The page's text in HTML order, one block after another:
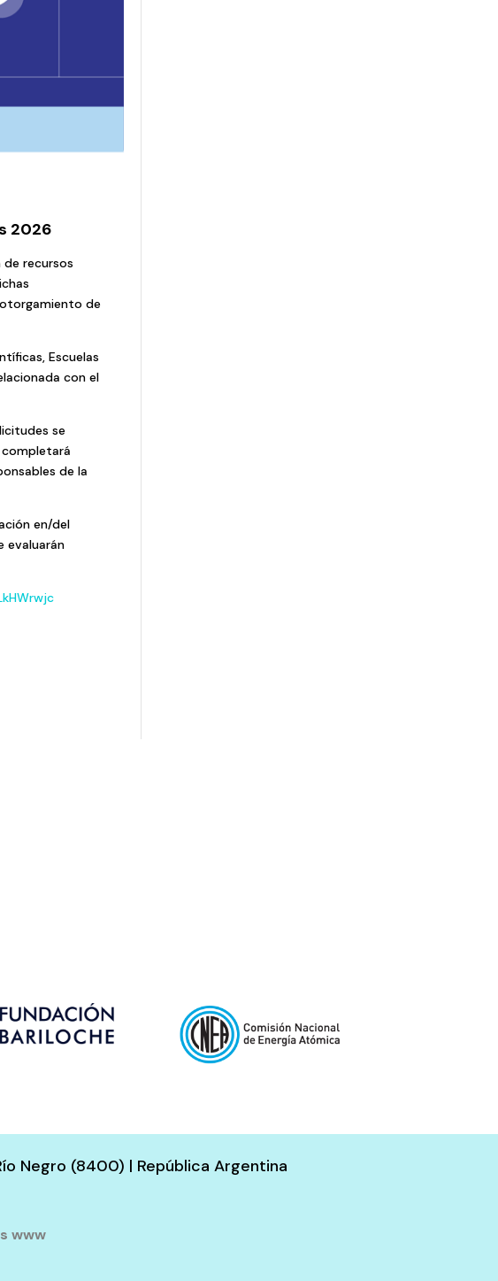
2026
recursos
de
Escuelas
con el
se
de la
en/del
evaluarán
Negro (8400) | República Argentina
www